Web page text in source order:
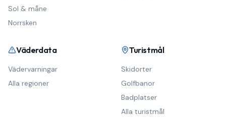
Sol & måne
Norrsken
Väderdata
Vädervarningar
Alla regioner
Turistmål
Skidorter
Golfbanor
Badplatser
Alla turistmål